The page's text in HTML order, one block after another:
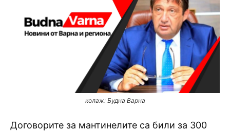
колаж: Будна Варна
Договорите за мантинелите са били за 300